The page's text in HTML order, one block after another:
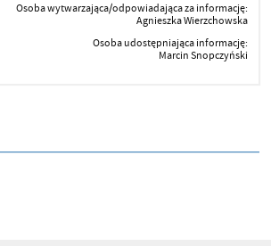
Osoba wytwarzająca/odpowiadająca za informację:
Agnieszka Wierzchowska
Osoba udostępniająca informację:
Marcin Snopczyński